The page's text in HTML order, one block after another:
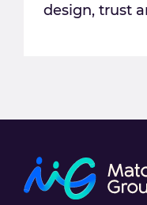
design, trust